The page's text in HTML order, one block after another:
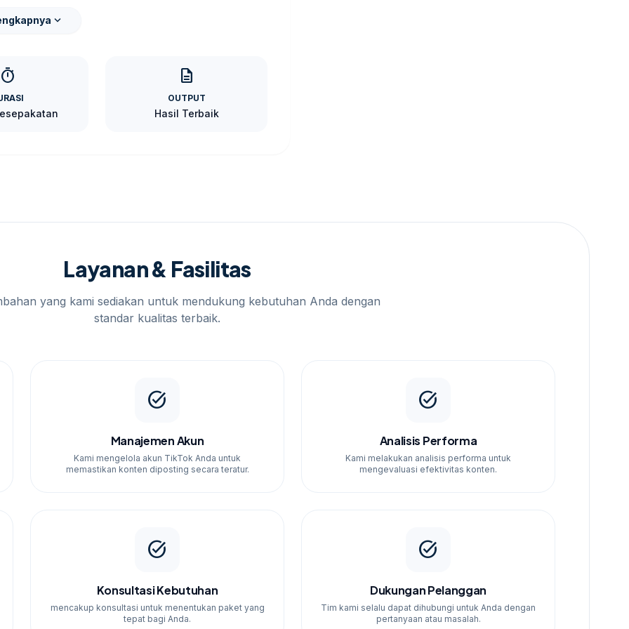
dengan skala pekerjaan dan kondisi
expand_more
timer description
OUTPUT
Hasil Terbaik
Layanan & Fasilitas
yang kami sediakan untuk mendukung kebutuhan Anda dengan
standar kualitas terbaik.
task_alt
Manajemen Akun
Kami mengelola akun TikTok Anda untuk
memastikan konten diposting secara teratur.
task_alt
Analisis Performa
Kami melakukan analisis performa untuk
mengevaluasi efektivitas konten.
task_alt
Konsultasi Kebutuhan
mencakup konsultasi untuk menentukan paket yang
tepat bagi Anda.
task_alt
Dukungan Pelanggan
Tim kami selalu dapat dihubungi untuk Anda dengan
pertanyaan atau masalah.